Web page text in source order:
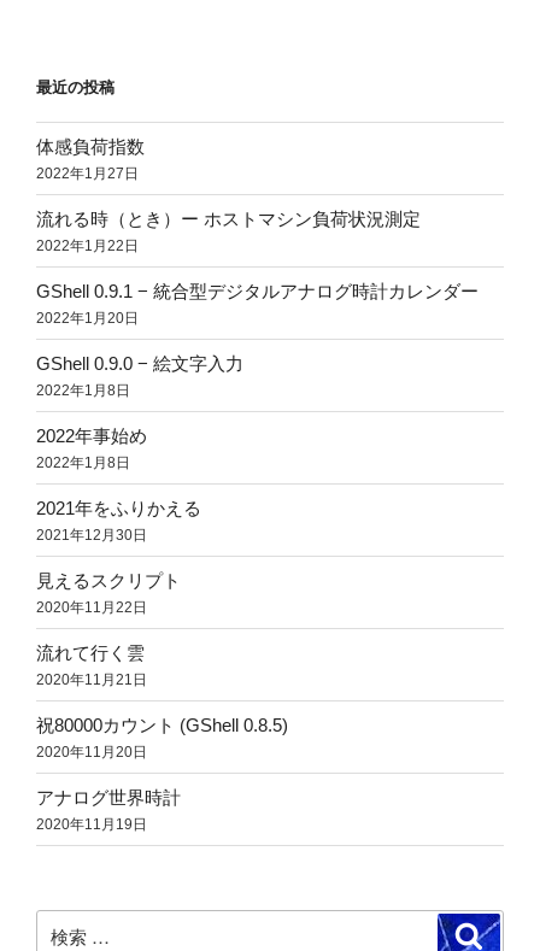
最近の投稿
体感負荷指数
2022年1月27日
流れる時（とき）ー ホストマシン負荷状況測定
2022年1月22日
GShell 0.9.1 − 統合型デジタルアナログ時計カレンダー
2022年1月20日
GShell 0.9.0 − 絵文字入力
2022年1月8日
2022年事始め
2022年1月8日
2021年をふりかえる
2021年12月30日
見えるスクリプト
2020年11月22日
流れて行く雲
2020年11月21日
祝80000カウント (GShell 0.8.5)
2020年11月20日
アナログ世界時計
2020年11月19日
検